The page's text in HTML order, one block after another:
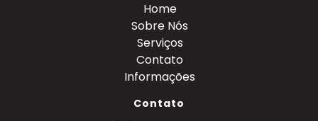
Home
Sobre Nós
Serviços
Contato
Informações
Contato